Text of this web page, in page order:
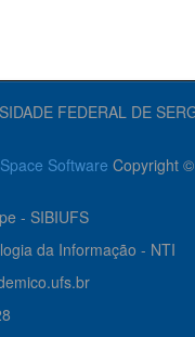
FEDERAL DE
Software Copyright
- SIBIUFS
da Informação - NTI